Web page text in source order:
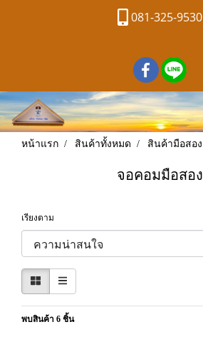
081-325-9530
หน้าแรก สินค้าทั้งหมด สินค้ามือสอง
จอคอมมือสอง
เรียงตาม
พบสินค้า 6 ชิ้น